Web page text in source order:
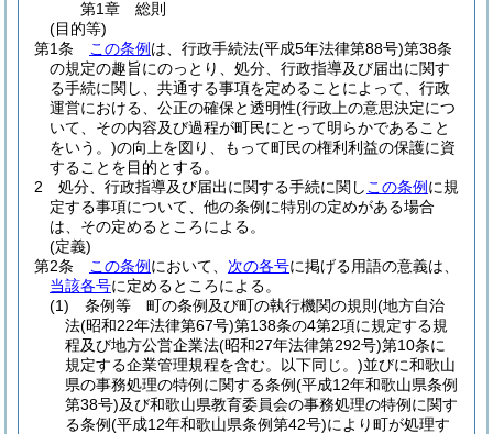
第1章
総則
(目的等)
第1条
この条例 は、行政手続法(平成5年法律第88号)第38条
の規定の趣旨にのっとり、処分、行政指導及び届出に関す
る手続に関し、共通する事項を定めることによって、行政
運営における、公正の確保と透明性(行政上の意思決定につ
いて、その内容及び過程が町民にとって明らかであること
をいう。)の向上を図り、もって町民の権利利益の保護に資
することを目的とする。
2
処分、行政指導及び届出に関する手続に関し この条例 に規
定する事項について、他の条例に特別の定めがある場合
は、その定めるところによる。
(定義)
第2条
この条例 において、 次の各号に掲げる用語の意義は、
当該各号に定めるところによる。
(1)
条例等 町の条例及び町の執行機関の規則 (地方自治
法(昭和22年法律第67号)第138条の4第2項に規定する規
程及び地方公営企業法(昭和27年法律第292号)第10条に
規定する企業管理規程を含む。以下同じ。)並びに和歌山
県の事務処理の特例に関する条例(平成12年和歌山県条例
第38号)及び和歌山県教育委員会の事務処理の特例に関す
る条例(平成12年和歌山県条例第42号)により町が処理す